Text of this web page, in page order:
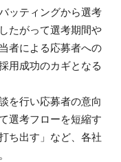
ッティングから選考
たがって選考期間や
者による応募者への
用成功のカギとなる
を行い応募者の意向
選考フローを短縮す
ち出す」など、各社